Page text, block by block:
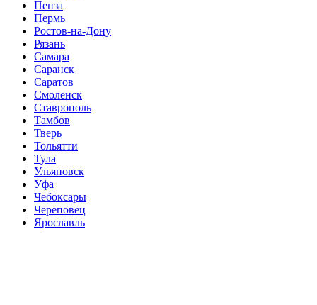
Пенза
Пермь
Ростов-на-Дону
Рязань
Самара
Саранск
Саратов
Смоленск
Ставрополь
Тамбов
Тверь
Тольятти
Тула
Ульяновск
Уфа
Чебоксары
Череповец
Ярославль